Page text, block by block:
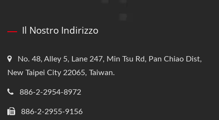
Il Nostro Indirizzo
No. 48, Alley 5, Lane 247, Min Tsu Rd, Pan Chiao Dist,
New Taipei City 22065, Taiwan.
886-2-2954-8972
886-2-2955-9156